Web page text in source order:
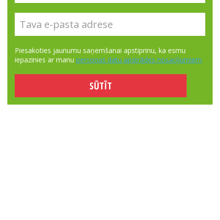
Piesakoties jaunumu saņemšanai apstiprinu, ka esmu
iepazinies ar manu personas datu apstrādes nosacījumiem